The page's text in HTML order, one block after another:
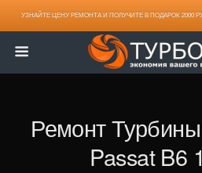
УЗНАЙТЕ ЦЕНУ РЕМОНТА И ПОЛУЧИТЕ В ПОДАРОК 2000
Ремонт
Passat B6